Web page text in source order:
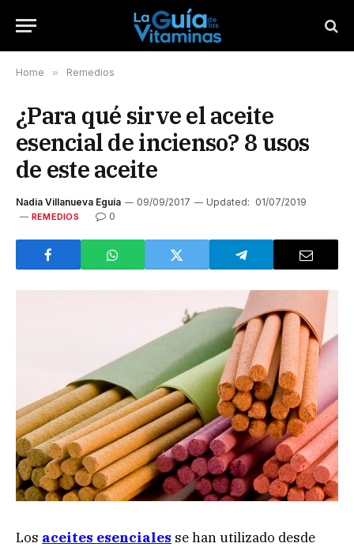
Home » Remedios
¿Para qué sirve el aceite
esencial de incienso? 8 usos
de este aceite
Nadia Villanueva Eguía 09/09/2017 Updated: 01/07/2019
REMEDIOS 0
Los aceites esenciales se han utilizado desde